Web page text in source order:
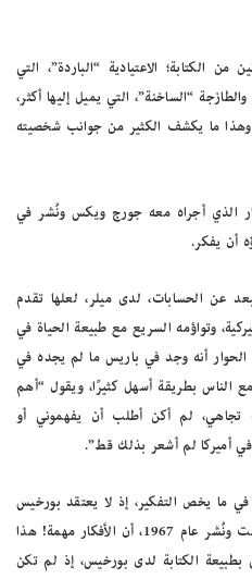
الكتابة؛ الاعتيادية “الباردة”، التي
“الساخنة”، التي يميل إليها أكثر،
وهذا ما يكشف الكثير من جوانب شخصيته
الذي أجراه معه جورج ويكس ونُشر في
عن الحسابات، لدى ميلر، لعلها تقدم
وتواؤمه السريع مع طبيعة الحياة في
أنه وجد في باريس ما لم يجده في
الناس بطريقة أسهل كثيرًا، ويقول “أهم
لم أكن أطلب أن يفهموني أو
أميركا لم أشعر بذلك قط”.
ما يخص التفكير، إذ لا يعتقد بورخيس
في الحوار الذي أجراه معه رونالد كريست ونُشر عام 1967، أن الأفكار مهمة! هذا
بطبيعة الكتابة لدى بورخيس، إذ لم تكن